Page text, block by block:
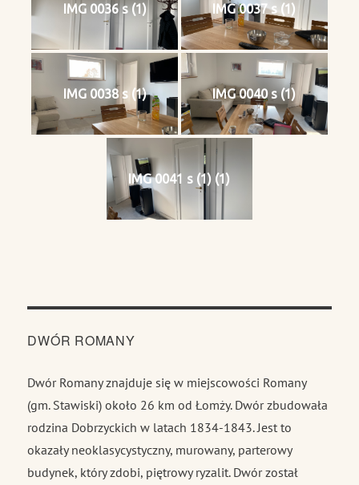
IMG 0036 s (1) IMG 0037 s (1)
IMG 0038 s (1) IMG 0040 s (1)
IMG 0041 s (1) (1)
DWÓR ROMANY
Dwór Romany znajduje się w miejscowości Romany
(gm. Stawiski) około 26 km od Łomży. Dwór zbudowała
rodzina Dobrzyckich w latach 1834-1843. Jest to
okazały neoklasycystyczny, murowany, parterowy
budynek, który zdobi, piętrowy ryzalit. Dwór został